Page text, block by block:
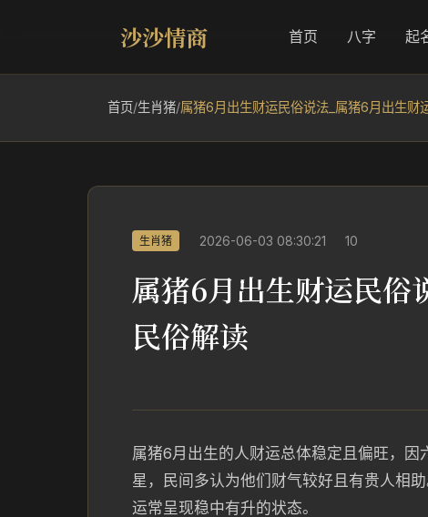
沙沙情商 首页 八字 起
首页/生肖猪/属猪6月出生财运民俗说法_属猪6月出生财
生肖猪 2026-06-03 08:30:21 10
属猪6月出生财运民俗
民俗解读
属猪6月出生的人财运总体稳定且偏旺，
星，民间多认为他们财气较好且有贵人相
运常呈现稳中有升的状态。